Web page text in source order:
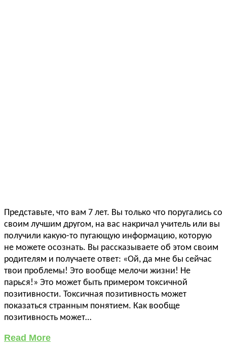
Представьте, что вам 7 лет. Вы только что поругались со
своим лучшим другом, на вас накричал учитель или вы
получили какую-то пугающую информацию, которую
не можете осознать. Вы рассказываете об этом своим
родителям и получаете ответ: «Ой, да мне бы сейчас
твои проблемы! Это вообще мелочи жизни! Не
парься!» Это может быть примером токсичной
позитивности. Токсичная позитивность может
показаться странным понятием. Как вообще
позитивность может…
Read More